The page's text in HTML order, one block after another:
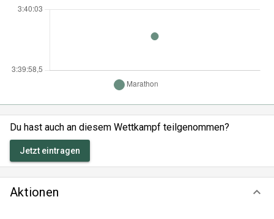
Du hast auch an diesem Wettkampf teilgenommen?
Jetzt eintragen
Aktionen keyboard_arrow_down